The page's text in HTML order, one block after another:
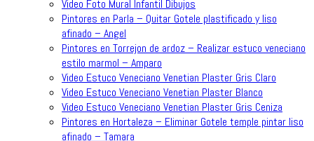
Video Foto Mural Infantil Dibujos
Pintores en Parla – Quitar Gotele plastificado y liso
afinado – Angel
Pintores en Torrejon de ardoz – Realizar estuco veneciano
estilo marmol – Amparo
Video Estuco Veneciano Venetian Plaster Gris Claro
Video Estuco Veneciano Venetian Plaster Blanco
Video Estuco Veneciano Venetian Plaster Gris Ceniza
Pintores en Hortaleza – Eliminar Gotele temple pintar liso
afinado – Tamara